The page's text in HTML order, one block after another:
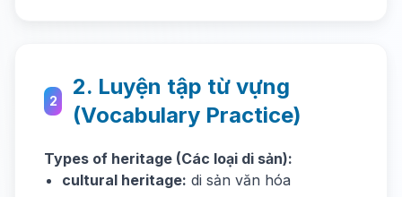
2
2. Luyện tập từ vựng
(Vocabulary Practice)
Types of heritage (Các loại di sản):
cultural heritage: di sản văn hóa